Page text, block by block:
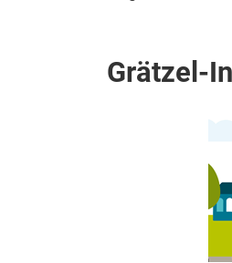
Grätzel-